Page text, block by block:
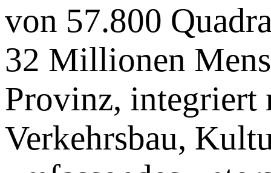
von 57.800
32 Millionen
Provinz, integriert
Verkehrsbau,